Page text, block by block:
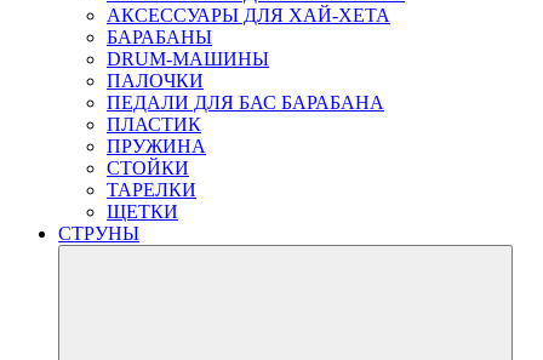
АКСЕССУАРЫ ДЛЯ ХАЙ-ХЕТА
БАРАБАНЫ
DRUM-МАШИНЫ
ПАЛОЧКИ
ПЕДАЛИ ДЛЯ БАС БАРАБАНА
ПЛАСТИК
ПРУЖИНА
СТОЙКИ
ТАРЕЛКИ
ЩЕТКИ
СТРУНЫ